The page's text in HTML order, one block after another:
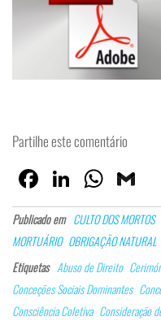
Partilhe este comentário
Fa
ce
bo
ok
Lin
ke
dI
n
W
ha
ts
Ap
p
m
ail
Publicado em CULTO DOS MORTOS
MORTUÁRIO OBRIGAÇÃO NATURAL
Etiquetas Abuso de Direito
Conceções Sociais Dominantes
Consciência Coletiva Consideração